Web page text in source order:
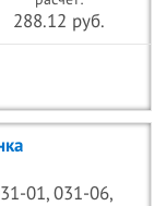
288.12 руб.
01, 031-06,